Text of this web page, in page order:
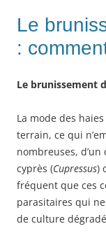
Le
:
Le brunissement
La mode des
terrain, ce qui
nombreuses, d’un
cyprès (Cupressus)
fréquent que ces
parasitaires qui
de culture